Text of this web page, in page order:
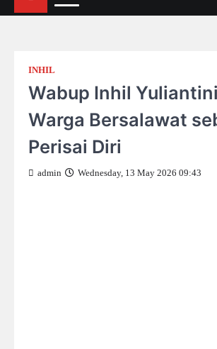
INHIL
Wabup Inhil
Warga Bersalawat
Perisai Diri
admin Wednesday, 13 May 2026 09:43